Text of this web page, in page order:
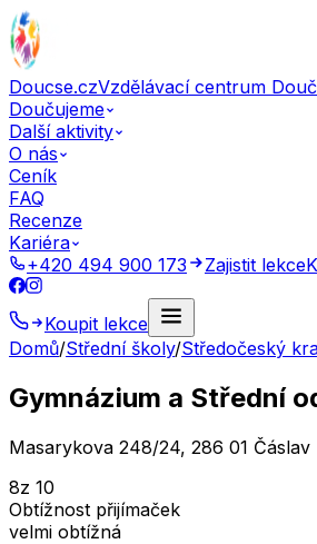
Doucse.czVzdělávací centrum
Doučujeme
Další aktivity
O nás
Ceník
FAQ
Recenze
Kariéra
+420 494 900 173
Zajistit lekce
Koupit lekce
Domů/Střední školy/Středočeský
Gymnázium a Střední
Masarykova 248/24, 286 01 Čáslav
8z 10
Obtížnost přijímaček
velmi obtížná